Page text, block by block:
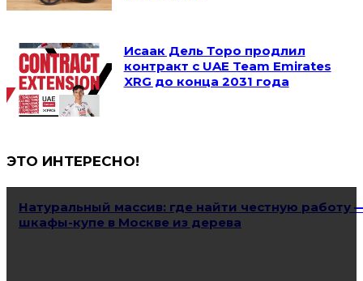
Исаак Дель Торо продлил
контракт с UAE Team Emirates
XRG до конца 2031 года
ЭТО ИНТЕРЕСНО!
Натуральный массив: где найти честную работу
шкафы-купе в Москве из дерева